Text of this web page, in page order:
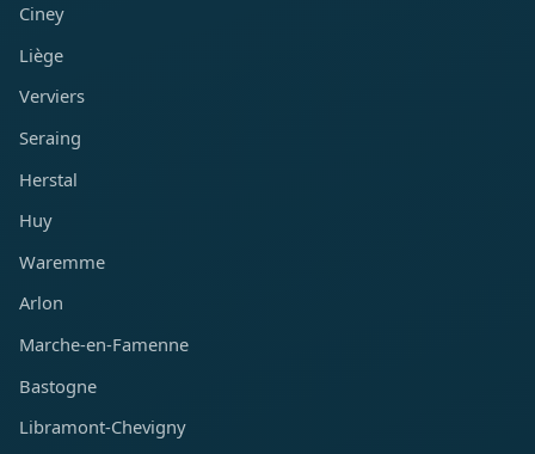
Ciney
Liège
Verviers
Seraing
Herstal
Huy
Waremme
Arlon
Marche-en-Famenne
Bastogne
Libramont-Chevigny